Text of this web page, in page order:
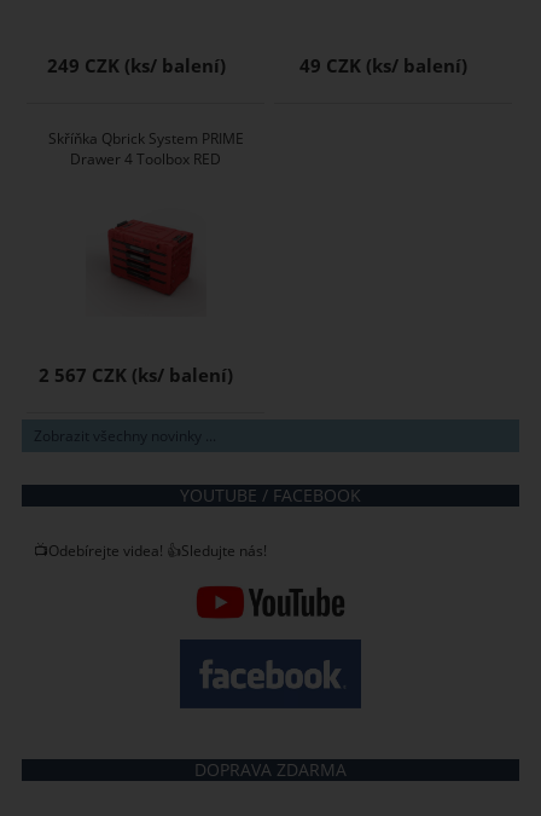
249 CZK 49 CZK
Skříňka Qbrick System PRIME
Drawer 4 Toolbox RED
2 567 CZK
Zobrazit všechny novinky ...
YOUTUBE / FACEBOOK
📺Odebírejte videa! 👍Sledujte nás!
DOPRAVA ZDARMA